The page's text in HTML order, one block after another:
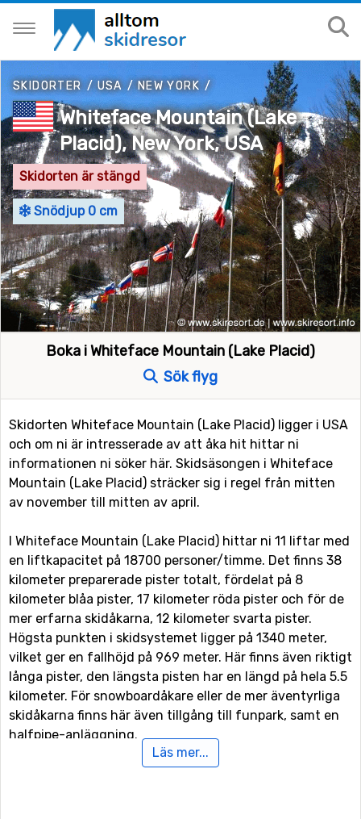
SKIDORTER / USA/NEW YORK /
Whiteface Mountain (Lake
Placid), New York, USA
Skidorten är stängd
Snödjup 0 cm
Boka i Whiteface Mountain (Lake Placid)
Sök flyg
Skidorten Whiteface Mountain (Lake Placid) ligger i USA
och om ni är intresserade av att åka hit hittar ni
informationen ni söker här. Skidsäsongen i Whiteface
Mountain (Lake Placid) sträcker sig i regel från mitten
av november till mitten av april.
I Whiteface Mountain (Lake Placid) hittar ni 11 liftar med
en liftkapacitet på 18700 personer/timme. Det finns 38
kilometer preparerade pister totalt, fördelat på 8
kilometer blåa pister, 17 kilometer röda pister och för de
mer erfarna skidåkarna, 12 kilometer svarta pister.
Högsta punkten i skidsystemet ligger på 1340 meter,
vilket ger en fallhöjd på 969 meter. Här finns även riktigt
långa pister, den längsta pisten har en längd på hela 5.5
kilometer. För snowboardåkare eller de mer äventyrliga
skidåkarna finns här även tillgång till funpark, samt en
halfpipe-anläggning.
Läs mer...